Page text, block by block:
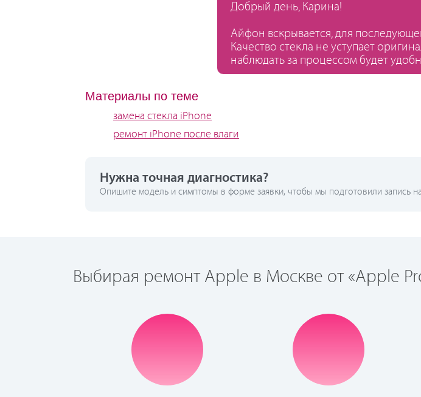
Добрый день, Карина!
Айфон вскрывается, для
Качество стекла не уступает
наблюдать за процессом будет
Материалы по теме
замена стекла iPhone
ремонт iPhone после влаги
Нужна точная диагностика?
Опишите модель и симптомы в форме заявки, чтобы мы подготовили запись на
Выбирая ремонт Apple в Москве от «Apple